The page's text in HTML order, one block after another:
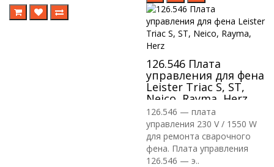
126.546 Плата
управления для фена
Leister Triac S, ST,
Neico, Rayma, Herz
126.546 — плата
управления 230 V / 1550 W
для ремонта сварочного
фена. Плата управления
126.546 — э..